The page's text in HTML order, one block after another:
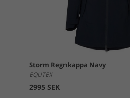
Storm Regnkappa Navy
EQUTEX
2995 SEK